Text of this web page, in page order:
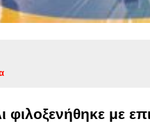
φιλοξενήθηκε με